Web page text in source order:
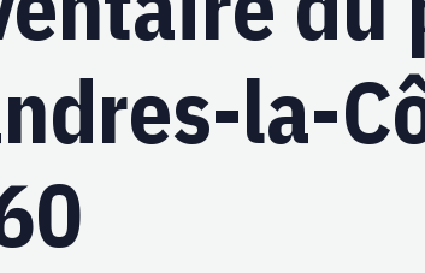
la-